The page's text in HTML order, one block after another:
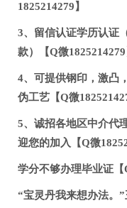
1825214279】
3、留信认证学历认证
款）【Q微1825214279
4、可提供钢印，激凸
伪工艺【Q微
5、诚招各地区中介代
迎您的加入【Q微
学分不够办理毕业证
“宝灵丹我来想办法。